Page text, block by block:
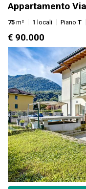
Appartamento
75 m² 1 locali Piano T
€ 90.000